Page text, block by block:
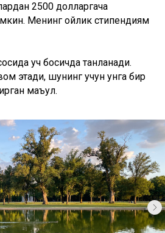
2500 долларгача
Менинг ойлик стипендиям
уч босқичда танланади.
этади, шунинг учун унга бир
маъқул.